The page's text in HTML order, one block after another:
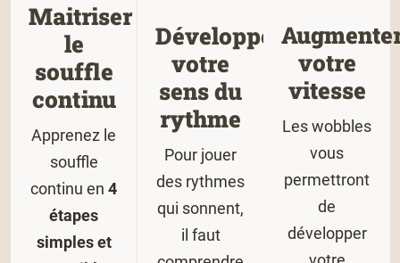
Maitriser
le
souffle
continu
Apprenez le
souffle
continu en4
étapes
simples et
Développer
votre
sens du
rythme
Pour jouer
des rythmes
qui sonnent,
il faut
votre
vitesse
Les wobbles
vous
permettront
de
développer